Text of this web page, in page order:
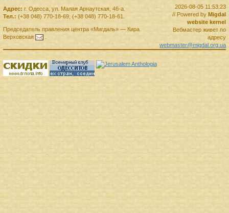
2026-08-05 11:53:23
// Powered by Migdal
website kernel
Вебмастер живет по
адресу
webmaster@migdal.org.ua
Адрес: г. Одесса, ул. Малая Арнаутская, 46-а.
Тел.: (+38 048) 770-18-69, (+38 048) 770-18-61.
Председатель правленияцентра «Мигдаль»— Кира
Верховская
.